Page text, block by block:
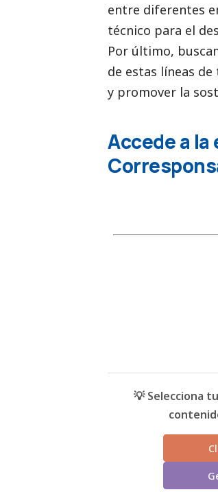
entre diferentes
técnico para el
Por último,
de estas líneas
y promover la
Accede a
💡 Selecciona